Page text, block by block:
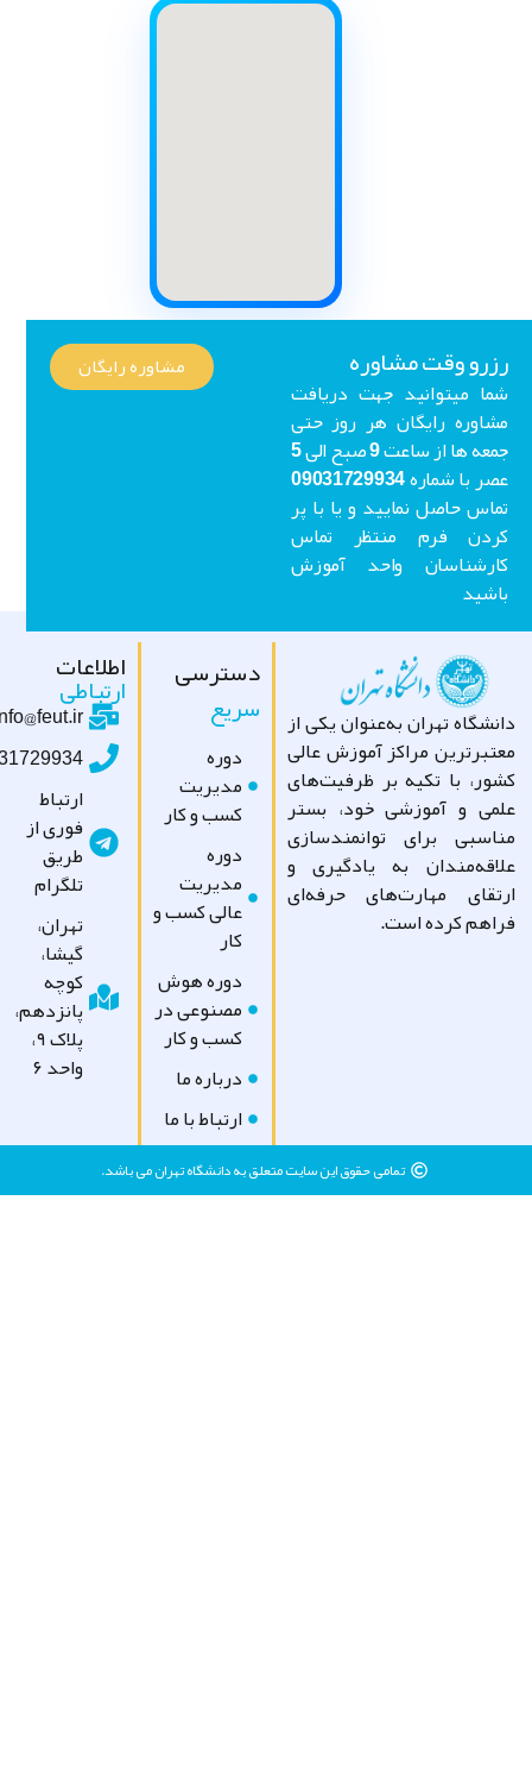
وقت مشاوره
میتوانید جهت دریافت
رایگان هر روز حتی
جمعه ها از ساعت 9 صبح الی 5
عصر با شماره 09031729934
حاصل نمایید و یا با پر
فرم منتظر تماس
واحد آموزش
مشاوره رایگان
تهران به‌عنوان یکی از
مراکز آموزش عالی
با تکیه بر ظرفیت‌های
و آموزشی خود، بستر
برای توانمندسازی
به یادگیری و
مهارت‌های حرفه‌ای
کرده است.
دسترسی
سریع
مدیریت
کسب و کار
مدیریت
عالی کسب و
دوره هوش
مصنوعی در
کسب و کار
درباره ما
ارتباط با ما
اطلاعات
ارتباطی
info@feut.ir
09031729934
ارتباط
فوری از
طریق
تلگرام
تهران،
گیشا،
کوچه
پانزدهم،
پلاک ۹،
واحد ۶
تمامی حقوق این سایت متعلق به دانشگاه تهران می باشد.